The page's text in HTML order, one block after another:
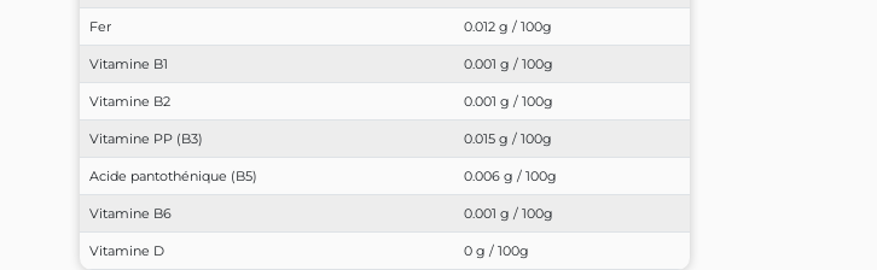
Fer 0.012 g / 100g
Vitamine B1 0.001 g / 100g
Vitamine B2 0.001 g / 100g
Vitamine PP (B3) 0.015 g / 100g
Acide pantothénique (B5) 0.006 g / 100g
Vitamine B6 0.001 g / 100g
Vitamine D 0 g / 100g